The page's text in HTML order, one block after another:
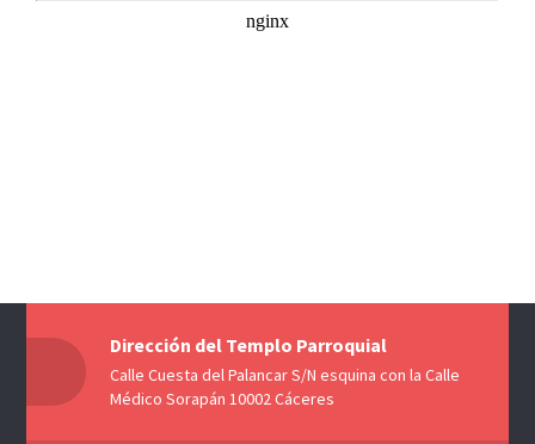
Dirección del Templo Parroquial
Calle Cuesta del Palancar S/N esquina con la Calle
Médico Sorapán 10002 Cáceres